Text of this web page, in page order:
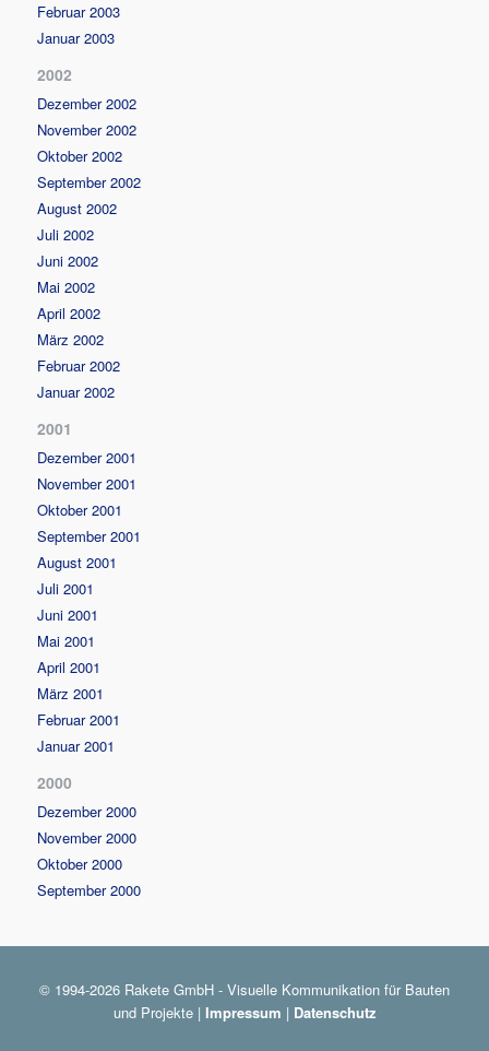
Februar 2003
Januar 2003
2002
Dezember 2002
November 2002
Oktober 2002
September 2002
August 2002
Juli 2002
Juni 2002
Mai 2002
April 2002
März 2002
Februar 2002
Januar 2002
2001
Dezember 2001
November 2001
Oktober 2001
September 2001
August 2001
Juli 2001
Juni 2001
Mai 2001
April 2001
März 2001
Februar 2001
Januar 2001
2000
Dezember 2000
November 2000
Oktober 2000
September 2000
© 1994-2026 Rakete GmbH - Visuelle Kommunikation für Bauten
und Projekte | Impressum | Datenschutz